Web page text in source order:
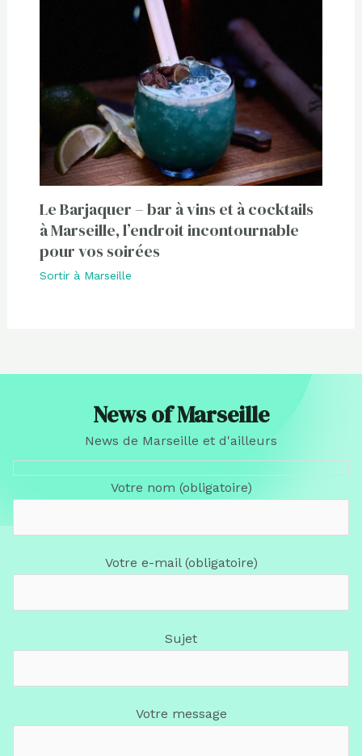
Le Barjaquer – bar à vins et à cocktails
à Marseille, l’endroit incontournable
pour vos soirées
Sortir à Marseille
News of Marseille
News de Marseille et d'ailleurs
Votre nom (obligatoire)
Votre e-mail (obligatoire)
Sujet
Votre message